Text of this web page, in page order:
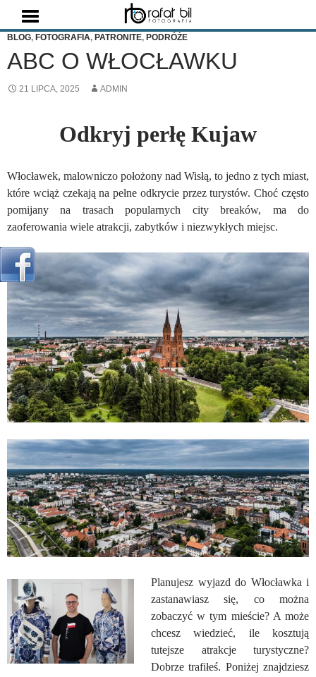
BLOG, FOTOGRAFIA, PATRONITE, PODRÓŻE
ABC O WŁOCŁAWKU
21 LIPCA, 2025 ADMIN
Odkryj perłę Kujaw
Włocławek, malowniczo położony nad Wisłą, to jedno z tych miast,
które wciąż czekają na pełne odkrycie przez turystów. Choć często
pomijany na trasach popularnych city breaków, ma do
zaoferowania wiele atrakcji, zabytków i niezwykłych miejsc.
Planujesz wyjazd do Włocławka i
zastanawiasz się, co można
zobaczyć w tym mieście? A może
chcesz wiedzieć, ile kosztują
tutejsze atrakcje turystyczne?
Dobrze trafiłeś. Poniżej znajdziesz